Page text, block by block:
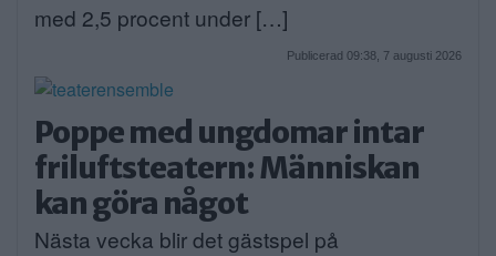
med 2,5 procent under […]
Publicerad 09:38, 7 augusti 2026
Poppe med ungdomar intar
friluftsteatern: Människan
kan göra något
Nästa vecka blir det gästspel på